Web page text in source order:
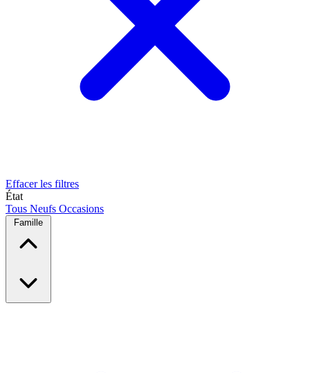
Effacer les filtres
État
Tous Neufs Occasions
Famille